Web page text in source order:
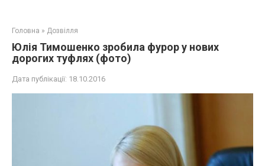
Головна » Дозвілля
Юлія Тимошенко зробила фурор у нових
дорогих туфлях (фото)
Дата публікації: 18.10.2016